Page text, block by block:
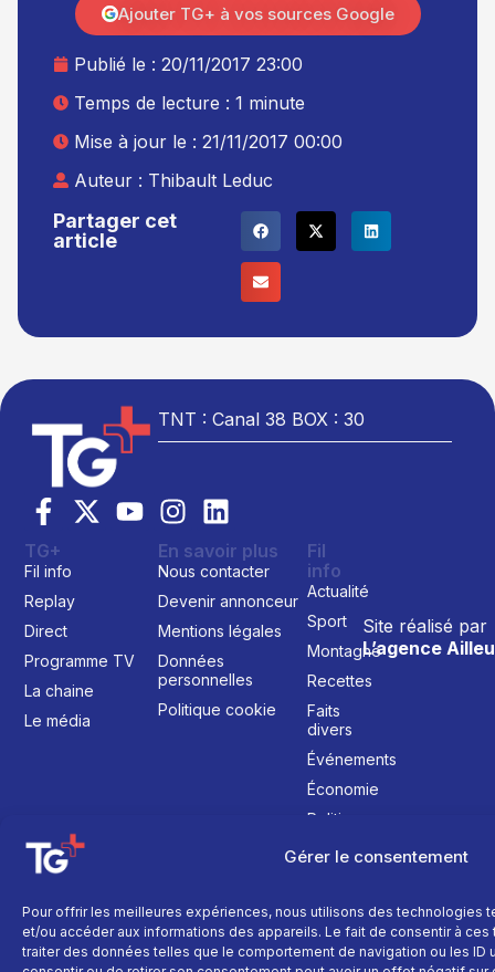
Gérer le consentement
Pour offrir les meilleures expériences, nous utilisons des technologies
et/ou accéder aux informations des appareils. Le fait de consentir à
traiter des données telles que le comportement de navigation ou les ID
Partager cet
article
Publié le : 20/11/2017 23:00
Temps de lecture : 1 minute
Mise à jour le : 21/11/2017 00:00
Auteur : Thibault Leduc
Ajouter TG+ à vos sources Google
TNT : Canal 38 BOX : 30
Site réalisé par
L’agence
TG+
Fil info
Replay
Direct
Programme TV
La chaine
Le média
En savoir plus
Nous contacter
Devenir annonceur
Mentions légales
Données
personnelles
Politique cookie
Fil
info
Actualité
Sport
Montagne
Recettes
Faits
divers
Événements
Économie
Politique
Culture